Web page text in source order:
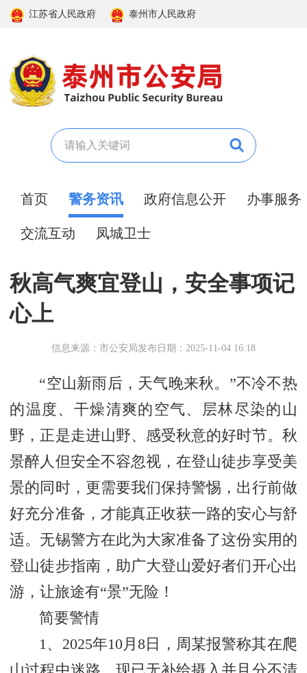
江苏省人民政府 泰州市人民政府
首页 警务资讯 政府信息公开 办事服务
交流互动 凤城卫士
秋高气爽宜登山，安全事项记
心上
信息来源：市公安局发布日期：2025-11-04 16:18
“空山新雨后，天气晚来秋。”不冷不热
的温度、干燥清爽的空气、层林尽染的山
野，正是走进山野、感受秋意的好时节。秋
景醉人但安全不容忽视，在登山徒步享受美
景的同时，更需要我们保持警惕，出行前做
好充分准备，才能真正收获一路的安心与舒
适。无锡警方在此为大家准备了这份实用的
登山徒步指南，助广大登山爱好者们开心出
游，让旅途有“景”无险！
简要警情
1、2025年10月8日，周某报警称其在爬